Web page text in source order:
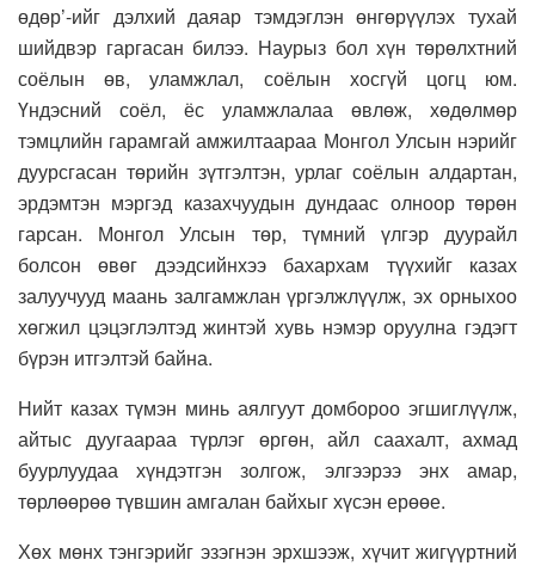
өдөр’-ийг дэлхий даяар тэмдэглэн өнгөрүүлэх тухай
шийдвэр гаргасан билээ. Наурыз бол хүн төрөлхтний
соёлын өв, уламжлал, соёлын хосгүй цогц юм.
Үндэсний соёл, ёс уламжлалаа өвлөж, хөдөлмөр
тэмцлийн гарамгай амжилтаараа Монгол Улсын нэрийг
дуурсгасан төрийн зүтгэлтэн, урлаг соёлын алдартан,
эрдэмтэн мэргэд казахчуудын дундаас олноор төрөн
гарсан. Монгол Улсын төр, түмний үлгэр дуурайл
болсон өвөг дээдсийнхээ бахархам түүхийг казах
залуучууд маань залгамжлан үргэлжлүүлж, эх орныхоо
хөгжил цэцэглэлтэд жинтэй хувь нэмэр оруулна гэдэгт
бүрэн итгэлтэй байна.
Нийт казах түмэн минь аялгуут домбороо эгшиглүүлж,
айтыс дуугаараа түрлэг өргөн, айл саахалт, ахмад
буурлуудаа хүндэтгэн золгож, элгээрээ энх амар,
төрлөөрөө түвшин амгалан байхыг хүсэн ерөөе.
Хөх мөнх тэнгэрийг эзэгнэн эрхшээж, хүчит жигүүртний